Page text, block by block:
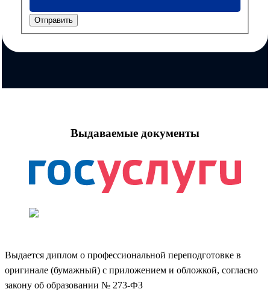
Отправить
Выдаваемые документы
Выдается диплом о профессиональной переподготовке в
оригинале (бумажный) с приложением и обложкой, согласно
закону об образовании № 273-ФЗ